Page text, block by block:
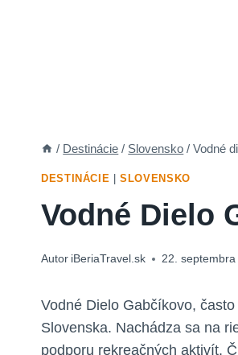
/ Destinácie / Slovensko / Vodné
DESTINÁCIE |SLOVENSKO
Vodné Dielo
Autor iBeriaTravel.sk 22.
Vodné Dielo Gabčíkovo,
Slovenska. Nachádza sa na
podporu rekreačných aktivít.